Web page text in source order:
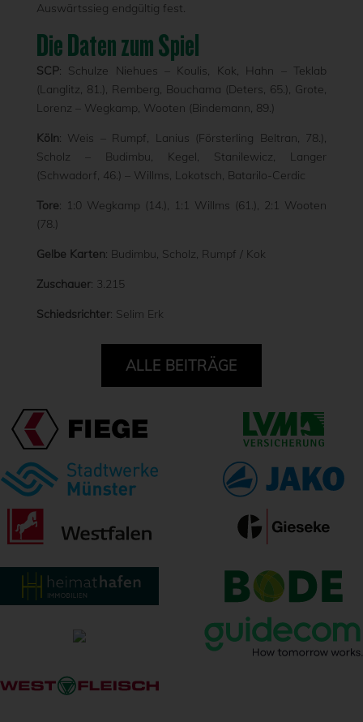
Auswärtssieg endgültig fest.
Die Daten zum Spiel
SCP: Schulze Niehues – Koulis, Kok, Hahn – Teklab
(Langlitz, 81.), Remberg, Bouchama (Deters, 65.), Grote,
Lorenz – Wegkamp, Wooten (Bindemann, 89.)
Köln: Weis – Rumpf, Lanius (Försterling Beltran, 78.),
Scholz – Budimbu, Kegel, Stanilewicz, Langer
(Schwadorf, 46.) – Willms, Lokotsch, Batarilo-Cerdic
Tore: 1:0 Wegkamp (14.), 1:1 Willms (61.), 2:1 Wooten
(78.)
Gelbe Karten: Budimbu, Scholz, Rumpf / Kok
Zuschauer: 3.215
Schiedsrichter: Selim Erk
ALLE BEITRÄGE